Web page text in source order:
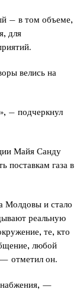
– в том объеме,
для
велись на
– подчеркнул
Майя Санду
поставкам газа в
Молдовы и стало
реальную
те, кто
любой
— отметил он.
—